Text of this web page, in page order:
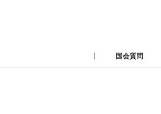
国会質問